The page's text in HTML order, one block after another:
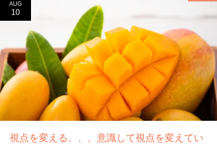
AUG
10
視点を変える、、、意識して視点を変えてい